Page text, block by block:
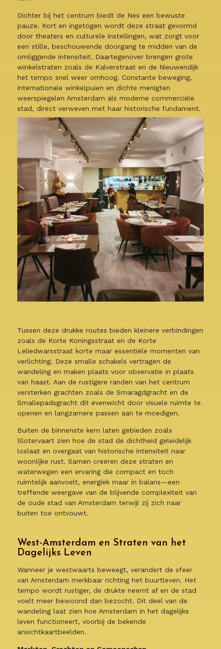
Dichter bij het centrum biedt de Nes een bewuste
pauze. Kort en ingetogen wordt deze straat gevormd
door theaters en culturele instellingen, wat zorgt voor
een stille, beschouwende doorgang te midden van de
omliggende intensiteit. Daartegenover brengen grote
winkelstraten zoals de Kalverstraat en de Nieuwendijk
het tempo snel weer omhoog. Constante beweging,
internationale winkelpuien en dichte menigten
weerspiegelen Amsterdam als moderne commerciële
stad, direct verweven met haar historische fundament.
Tussen deze drukke routes bieden kleinere verbindingen
zoals de Korte Koningsstraat en de Korte
Leliedwarsstraat korte maar essentiële momenten van
verlichting. Deze smalle schakels vertragen de
wandeling en maken plaats voor observatie in plaats
van haast. Aan de rustigere randen van het centrum
versterken grachten zoals de Smaragdgracht en de
Smallepadsgracht dit evenwicht door visuele ruimte te
openen en langzamere passen aan te moedigen.
Buiten de binnenste kern laten gebieden zoals
Slotervaart zien hoe de stad de dichtheid geleidelijk
loslaat en overgaat van historische intensiteit naar
woonlijke rust. Samen creëren deze straten en
waterwegen een ervaring die compact en toch
ruimtelijk aanvoelt, energiek maar in balans—een
treffende weergave van de blijvende complexiteit van
de oude stad van Amsterdam terwijl zij zich naar
buiten toe ontvouwt.
West-Amsterdam en Straten van het
Dagelijks Leven
Wanneer je westwaarts beweegt, verandert de sfeer
van Amsterdam merkbaar richting het buurtleven. Het
tempo wordt rustiger, de drukte neemt af en de stad
voelt meer bewoond dan bezocht. Dit deel van de
wandeling laat zien hoe Amsterdam in het dagelijks
leven functioneert, voorbij de bekende
ansichtkaartbeelden.